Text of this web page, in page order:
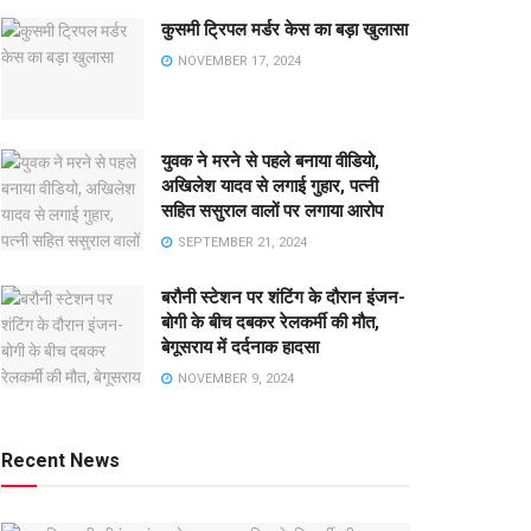
कुसमी ट्रिपल मर्डर केस का बड़ा खुलासा
NOVEMBER 17, 2024
युवक ने मरने से पहले बनाया वीडियो,
अखिलेश यादव से लगाई गुहार, पत्नी
सहित ससुराल वालों पर लगाया आरोप
SEPTEMBER 21, 2024
बरौनी स्टेशन पर शंटिंग के दौरान इंजन-
बोगी के बीच दबकर रेलकर्मी की मौत,
बेगूसराय में दर्दनाक हादसा
NOVEMBER 9, 2024
Recent News